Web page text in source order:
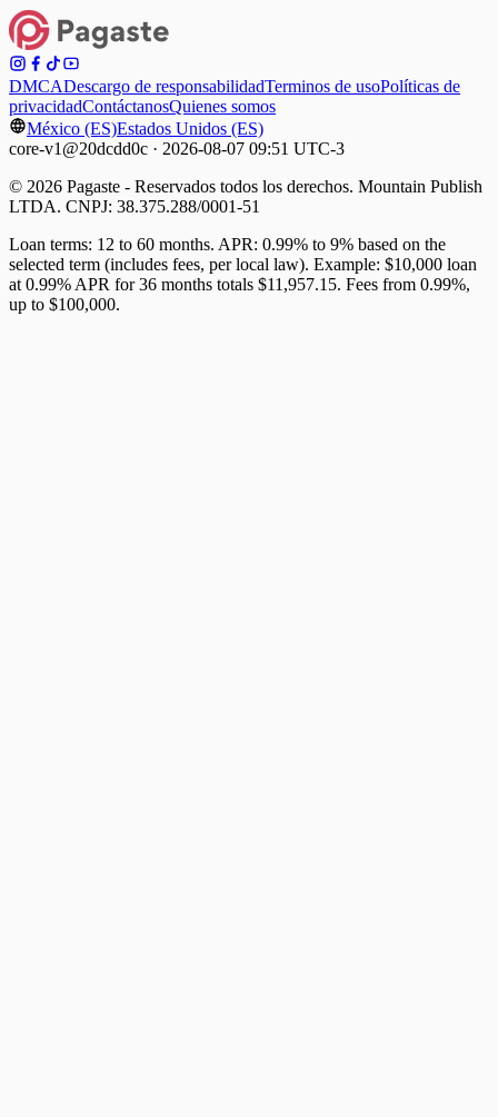
DMCADescargo de responsabilidadTerminos de usoPolíticas de
privacidadContáctanosQuienes somos
México (ES)Estados Unidos (ES)
core-v1@20dcdd0c · 2026-08-07 09:51 UTC-3
© 2026 Pagaste - Reservados todos los derechos. Mountain Publish
LTDA. CNPJ: 38.375.288/0001-51
Loan terms: 12 to 60 months. APR: 0.99% to 9% based on the
selected term (includes fees, per local law). Example: $10,000 loan
at 0.99% APR for 36 months totals $11,957.15. Fees from 0.99%,
up to $100,000.